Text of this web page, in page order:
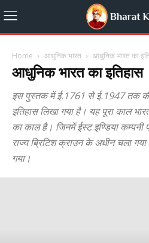
Home आधुनिक भारत आधुनिक भारत का
आधुनिक भारत का इतिहास
इस पुस्तक में ई.1761 से ई.1947 तक
इतिहास लिखा गया है। यह पूरा काल
का काल है। जिनमें ईस्ट इण्डिया
राज्य ब्रिटिश क्राउन के अधीन चला
गया।